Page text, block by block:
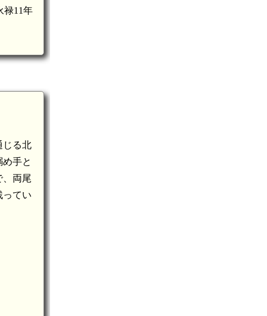
禄11年
じる北
手と
、両尾
ってい